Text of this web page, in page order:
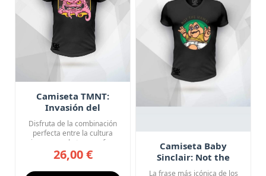
Camiseta TMNT:
Invasión del
Tecnódromo
Disfruta de la combinación
perfecta entre la cultura
japonesa y la ternura fe...
26,00 €
Camiseta Baby
Sinclair: Not the
Mama!
La frase más icónica de los